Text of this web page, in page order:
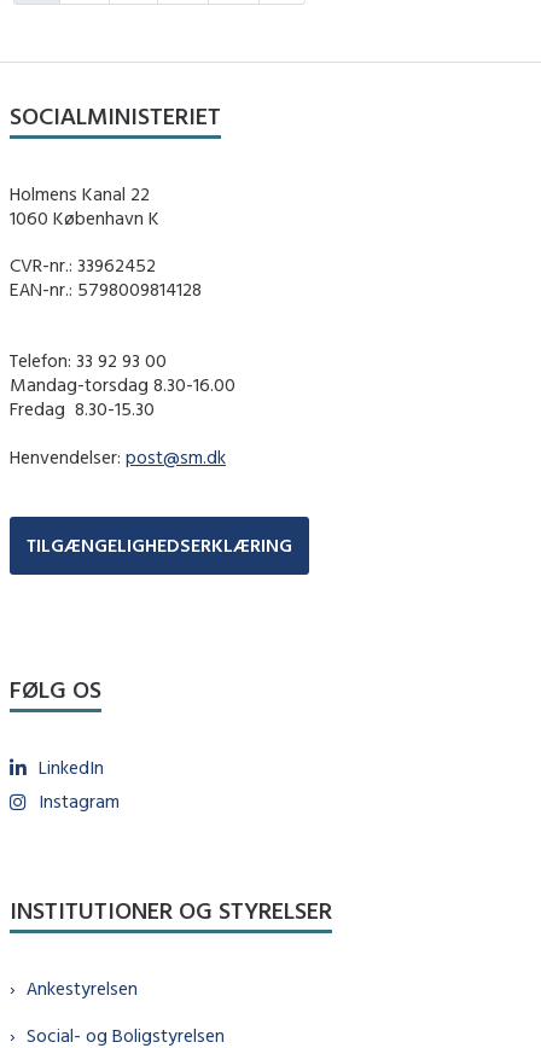
SOCIALMINISTERIET
Holmens Kanal 22
1060 København K
CVR-nr.: 33962452
EAN-nr.: 5798009814128
Telefon: 33 92 93 00
Mandag-torsdag 8.30-16.00
Fredag ​ 8.30-15.30
Henvendelser: post@sm.dk
TILGÆNGELIGHEDSERKLÆRING
FØLG OS
LinkedIn
Instagram
INSTITUTIONER OG STYRELSER
Ankestyrelsen
Social- og Boligstyrelsen